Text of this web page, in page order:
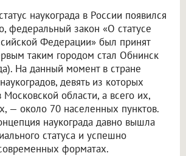
наукограда в России появился
федеральный закон «О статусе
Федерации» был принят
таким городом стал Обнинск
На данный момент в стране
девять из которых
области, а всего их,
— около 70 населенных пунктов.
наукограда давно вышла
статуса и успешно
форматах.